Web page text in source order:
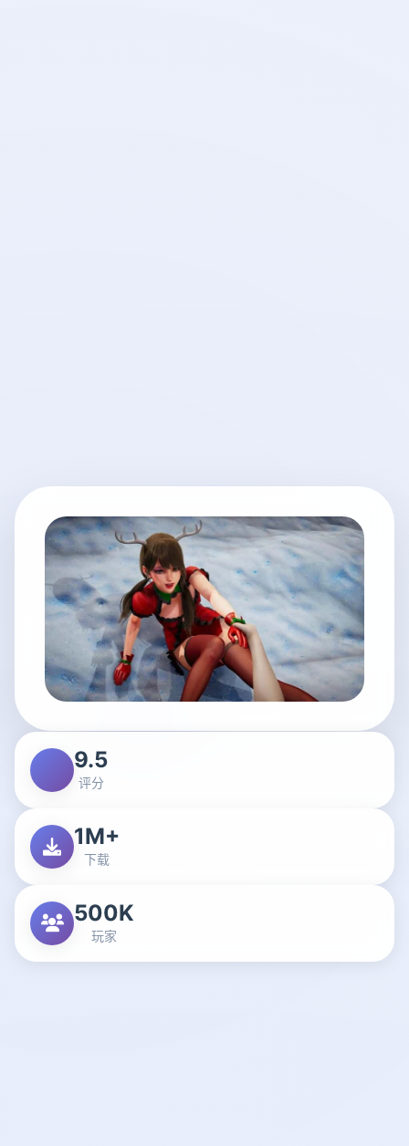
9.5
评分
1M+
下载
500K
玩家